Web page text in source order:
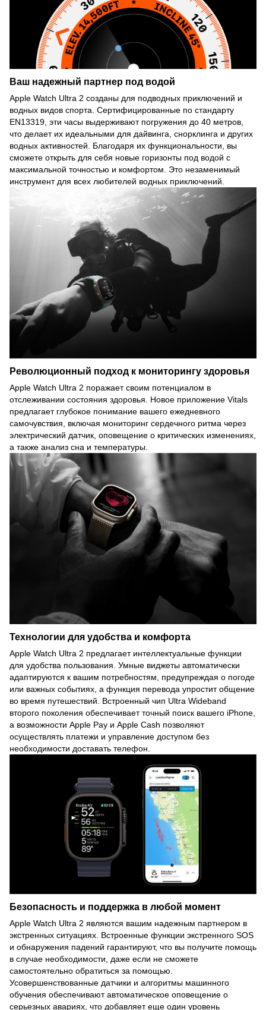
Ваш надежный партнер под водой
Apple Watch Ultra 2 созданы для подводных приключений и
водных видов спорта. Сертифицированные по стандарту
EN13319, эти часы выдерживают погружения до 40 метров,
что делает их идеальными для дайвинга, снорклинга и других
водных активностей. Благодаря их функциональности, вы
сможете открыть для себя новые горизонты под водой с
максимальной точностью и комфортом. Это незаменимый
инструмент для всех любителей водных приключений.
Революционный подход к мониторингу здоровья
Apple Watch Ultra 2 поражает своим потенциалом в
отслеживании состояния здоровья. Новое приложение Vitals
предлагает глубокое понимание вашего ежедневного
самочувствия, включая мониторинг сердечного ритма через
электрический датчик, оповещение о критических изменениях,
а также анализ сна и температуры.
Технологии для удобства и комфорта
Apple Watch Ultra 2 предлагает интеллектуальные функции
для удобства пользования. Умные виджеты автоматически
адаптируются к вашим потребностям, предупреждая о погоде
или важных событиях, а функция перевода упростит общение
во время путешествий. Встроенный чип Ultra Wideband
второго поколения обеспечивает точный поиск вашего iPhone,
а возможности Apple Pay и Apple Cash позволяют
осуществлять платежи и управление доступом без
необходимости доставать телефон.
Безопасность и поддержка в любой момент
Apple Watch Ultra 2 являются вашим надежным партнером в
экстренных ситуациях. Встроенные функции экстренного SOS
и обнаружения падений гарантируют, что вы получите помощь
в случае необходимости, даже если не сможете
самостоятельно обратиться за помощью.
Усовершенствованные датчики и алгоритмы машинного
обучения обеспечивают автоматическое оповещение о
серьезных авариях, что добавляет еще один уровень